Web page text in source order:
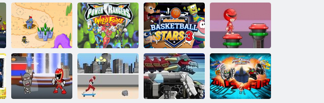
Nick-
Königreiche
Power Rangers
Wild Force
Nickelodeon -
Basketballstars 3
Power Rangers
Adventure Dash